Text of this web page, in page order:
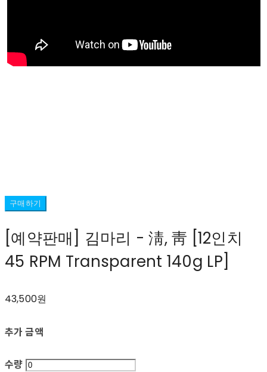
구매하기
[예약판매] 김마리 - 淸, 靑 [12인치
45 RPM Transparent 140g LP]
43,500원
추가 금액
수량